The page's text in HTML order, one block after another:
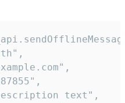
text",